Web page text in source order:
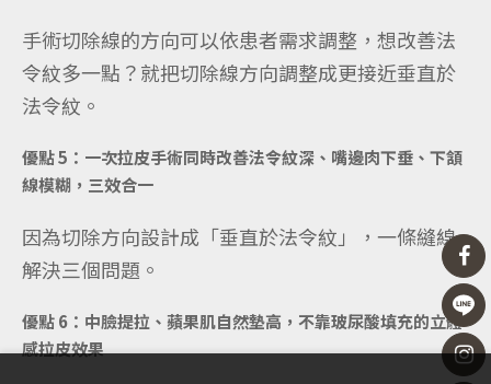
手術切除線的方向可以依患者需求調整，想改善法
令紋多一點？就把切除線方向調整成更接近垂直於
法令紋。
優點 5：一次拉皮手術同時改善法令紋深、嘴邊肉下垂、下頷
線模糊，三效合一
因為切除方向設計成「垂直於法令紋」，一條縫線
解決三個問題。
優點 6：中臉提拉、蘋果肌自然墊高，不靠玻尿酸填充的立體
感拉皮效果